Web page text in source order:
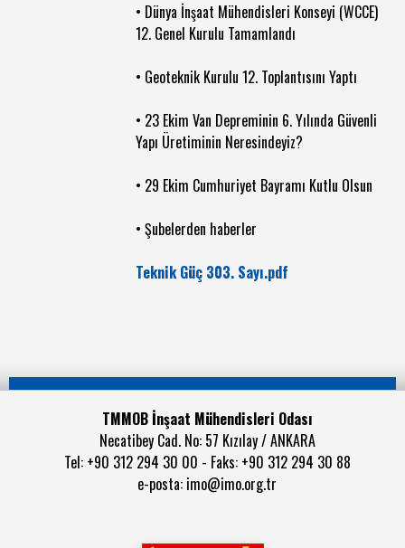
• Dünya İnşaat Mühendisleri Konseyi (WCCE)
12. Genel Kurulu Tamamlandı
• Geoteknik Kurulu 12. Toplantısını Yaptı
• 23 Ekim Van Depreminin 6. Yılında Güvenli
Yapı Üretiminin Neresindeyiz?
• 29 Ekim Cumhuriyet Bayramı Kutlu Olsun
• Şubelerden haberler
Teknik Güç 303. Sayı.pdf
TMMOB İnşaat Mühendisleri Odası
Necatibey Cad. No: 57 Kızılay / ANKARA
Tel: +90 312 294 30 00 - Faks: +90 312 294 30 88
e-posta: imo@imo.org.tr